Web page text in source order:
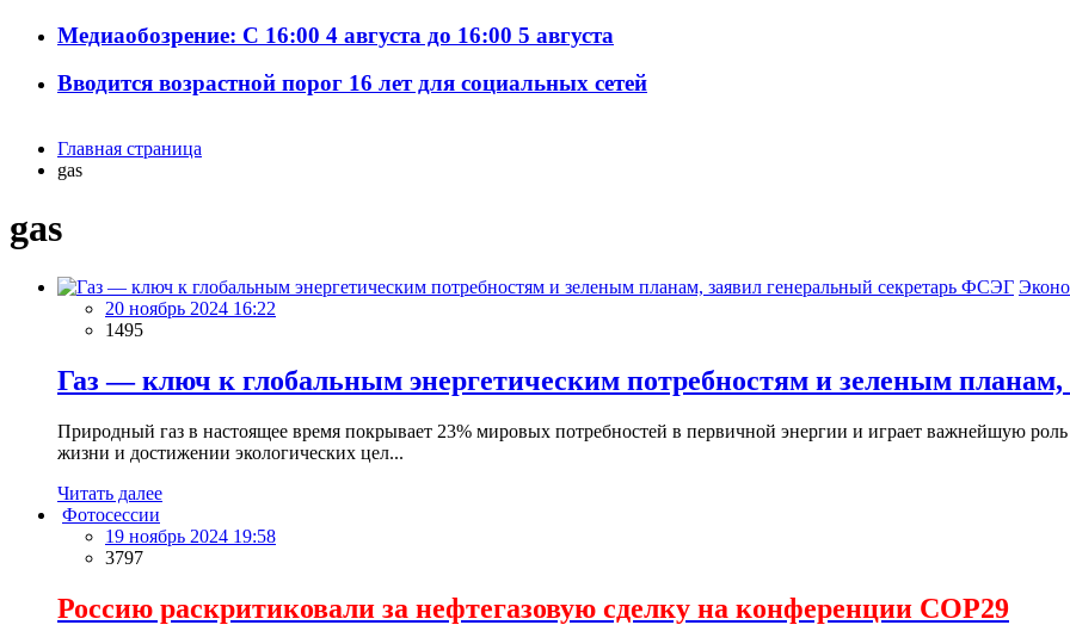
Медиаобозрение: С 16:00 4 августа до 16:00 5 августа
Вводится возрастной порог 16 лет для социальных сетей
Главная страница
gas
gas
20 ноябрь 2024 16:22
1495
Газ — ключ к глобальным энергетическим потребностям и зеленым
Природный газ в настоящее время покрывает 23% мировых потребностей в первичной энергии и играет важнейшую
жизни и достижении экологических цел...
Читать далее
Фотосессии
19 ноябрь 2024 19:58
3797
Россию раскритиковали за нефтегазовую сделку на конференции COP29